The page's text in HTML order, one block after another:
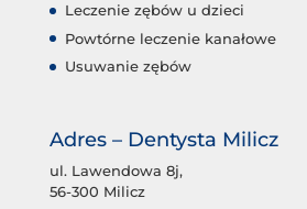
Leczenie zębów u dzieci
Powtórne leczenie kanałowe
Usuwanie zębów
Adres – Dentysta Milicz
ul. Lawendowa 8j,
56-300 Milicz